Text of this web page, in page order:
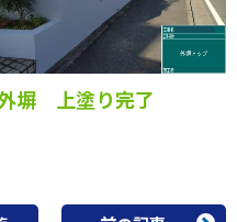
塀 上塗り完了